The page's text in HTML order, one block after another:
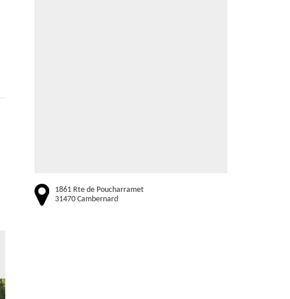
1861 Rte de Poucharramet
31470 Cambernard